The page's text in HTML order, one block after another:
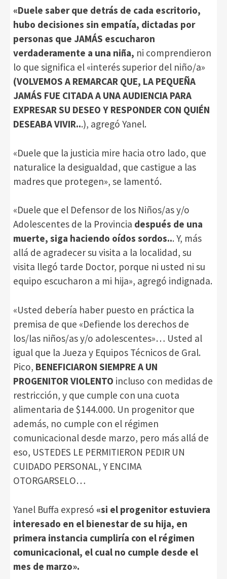
«Duele saber que detrás de cada escritorio,
hubo decisiones sin empatía, dictadas por
personas que JAMÁS escucharon
verdaderamente a una niña, ni comprendieron
lo que significa el «interés superior del niño/a»
(VOLVEMOS A REMARCAR QUE, LA PEQUEÑA
JAMÁS FUE CITADA A UNA AUDIENCIA PARA
EXPRESAR SU DESEO Y RESPONDER CON QUIÉN
DESEABA VIVIR...), agregó Yanel.
«Duele que la justicia mire hacia otro lado, que
naturalice la desigualdad, que castigue a las
madres que protegen», se lamentó.
«Duele que el Defensor de los Niños/as y/o
Adolescentes de la Provincia después de una
muerte, siga haciendo oídos sordos... Y, más
allá de agradecer su visita a la localidad, su
visita llegó tarde Doctor, porque ni usted ni su
equipo escucharon a mi hija», agregó indignada.
«Usted debería haber puesto en práctica la
premisa de que «Defiende los derechos de
los/las niños/as y/o adolescentes»… Usted al
igual que la Jueza y Equipos Técnicos de Gral.
Pico, BENEFICIARON SIEMPRE A UN
PROGENITOR VIOLENTO incluso con medidas de
restricción, y que cumple con una cuota
alimentaria de $144.000. Un progenitor que
además, no cumple con el régimen
comunicacional desde marzo, pero más allá de
eso, USTEDES LE PERMITIERON PEDIR UN
CUIDADO PERSONAL, Y ENCIMA
OTORGARSELO…
Yanel Buffa expresó «si el progenitor estuviera
interesado en el bienestar de su hija, en
primera instancia cumpliría con el régimen
comunicacional, el cual no cumple desde el
mes de marzo».